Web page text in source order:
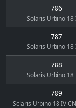
786
Solaris Urbino 18
787
Solaris Urbino 18
788
Solaris Urbino 18
789
Solaris Urbino 18 IV